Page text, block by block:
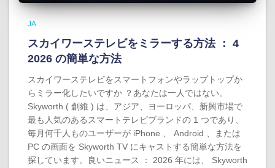
JA
スカイワーステレビをミラーする方法 ： 4
2026 の簡単な方法
スカイワーステレビをスマートフォンやラップトップか
らミラー化したいですか ？あなたは一人ではない。
Skyworth ( 創維 ) は、アジア、ヨーロッパ、新興市場で
最も人気のあるスマートテレビブランドの 1 つであり、
毎月何千人ものユーザーが iPhone 、 Android 、または
PC の画面を Skyworth TV にキャストする簡単な方法を
探しています。良いニュース ： 2026 年には、 Skyworth